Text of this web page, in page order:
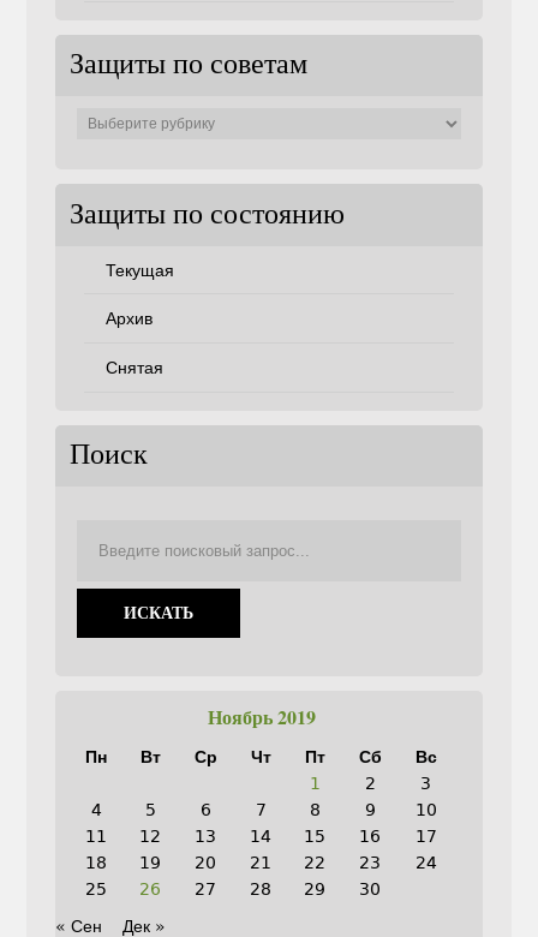
Защиты по советам
Защиты по состоянию
Текущая
Архив
Снятая
Поиск
Ноябрь 2019
Пн Вт Ср Чт Пт Сб
Вс
1
2
3
4
5 6 7 8 9
10
11
12 13 14 15 16
17
18
19 20 21 22 23
24
25
26 27 28 29
30
« Сен
Дек »